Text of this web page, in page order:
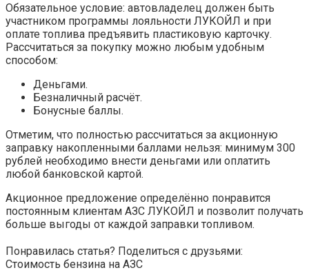
Обязательное условие: автовладелец должен быть
участником программы лояльности ЛУКОЙЛ и при
оплате топлива предъявить пластиковую карточку.
Рассчитаться за покупку можно любым удобным
способом:
Деньгами.
Безналичный расчёт.
Бонусные баллы.
Отметим, что полностью рассчитаться за акционную
заправку накопленными баллами нельзя: минимум 300
рублей необходимо внести деньгами или оплатить
любой банковской картой.
Акционное предложение определённо понравится
постоянным клиентам АЗС ЛУКОЙЛ и позволит получать
больше выгоды от каждой заправки топливом.
Понравилась статья? Поделиться с друзьями:
Стоимость бензина на АЗС